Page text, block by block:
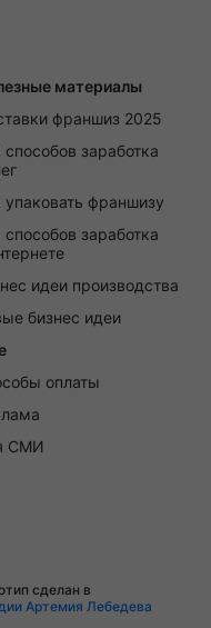
материалы
франшиз 2025
способов заработка
упаковать франшизу
способов заработка
идеи производства
бизнес идеи
оплаты
СМИ
сделан в
Артемия Лебедева